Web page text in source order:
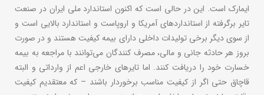
ایمارک است. این در حالی است که اکنون استاندارد ملی ایران در صنعت
تایر برگرفته از استانداردهای آمریکا و اروپاست و استاندارد بالایی است و
از سوی دیگر برخی تولیدات داخلی دارای بیمه کیفیت هستند و در صورت
بروز هر حادثه جانی و مالی، مصرف کنندگان می‌توانند با مراجعه به بیمه
خسارت خود را دریافت کنند. اما تایرهای خارجی اعم از وارداتی و البته
قاچاق حتی اگر از کیفیت مناسب برخوردار باشند – که معتقدیم کیفیت